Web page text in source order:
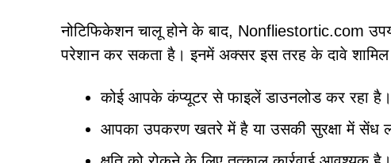
नोटिफिकेशन चालू होने के बाद, Nonfliestortic.com
परेशान कर सकता है। इनमें अक्सर इस तरह के दावे शामिल
कोई आपके कंप्यूटर से फाइलें डाउनलोड कर रहा है।
आपका उपकरण खतरे में है या उसकी सुरक्षा में सेंध